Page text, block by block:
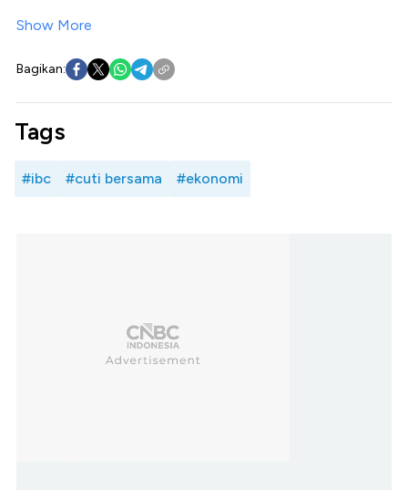
Show More
Bagikan:
Tags
#ibc #cuti bersama #ekonomi